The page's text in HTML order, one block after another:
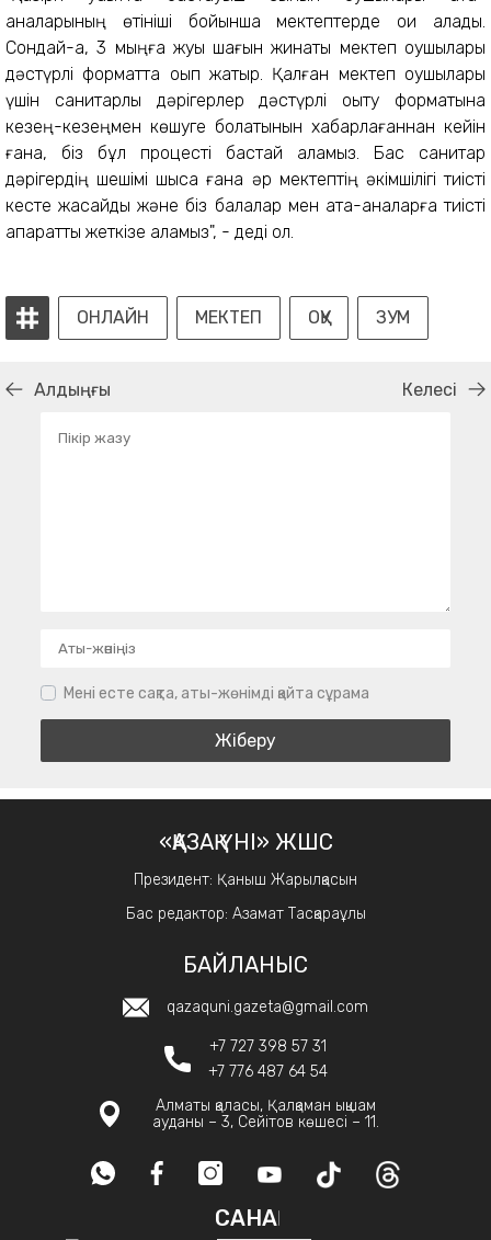
аналарының өтініші бойынша мектептерде оқи алады.
Сондай-ақ, 3 мыңға жуық шағын жинақты мектеп оқушылары
дәстүрлі форматта оқып жатыр. Қалған мектеп оқушылары
үшін санитарлық дәрігерлер дәстүрлі оқыту форматына
кезең-кезеңмен көшуге болатынын хабарлағаннан кейін
ғана, біз бұл процесті бастай аламыз. Бас санитар
дәрігердің шешімі шықса ғана әр мектептің әкімшілігі тиісті
кесте жасайды және біз балалар мен ата-аналарға тиісті
ақпаратты жеткізе аламыз", - деді ол.
ОНЛАЙН МЕКТЕП ОҚУ ЗУМ
Алдыңғы Келесі
Мені есте сақта, аты-жөнімді қайта сұрама
«ҚАЗАҚ ҮНІ» ЖШС
Президент: Қаныш Жарылқасын
Бас редактор: Азамат Тасқараұлы
БАЙЛАНЫС
qazaquni.gazeta@gmail.com
+7 727 398 57 31
+7 776 487 64 54
Алматы қаласы, Қалқаман ықшам
ауданы – 3, Сейітов көшесі – 11.
САНАҚ